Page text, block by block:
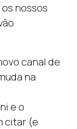
nossos
canal de
na
e o
citar (e